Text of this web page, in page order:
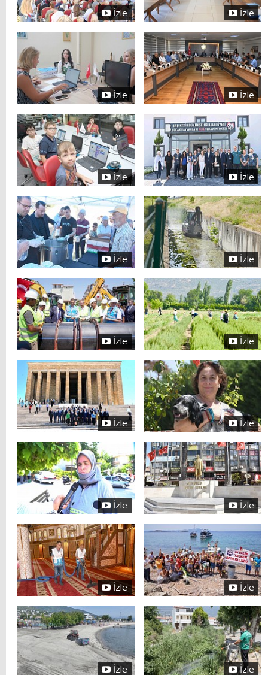
İzle İzle
İzle İzle
İzle İzle
İzle İzle
İzle İzle
İzle İzle
İzle İzle
İzle İzle
İzle İzle